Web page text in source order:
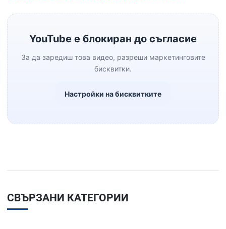
YouTube е блокиран до съгласие
За да заредиш това видео, разреши маркетинговите
бисквитки.
Настройки на бисквитките
СВЪРЗАНИ КАТЕГОРИИ